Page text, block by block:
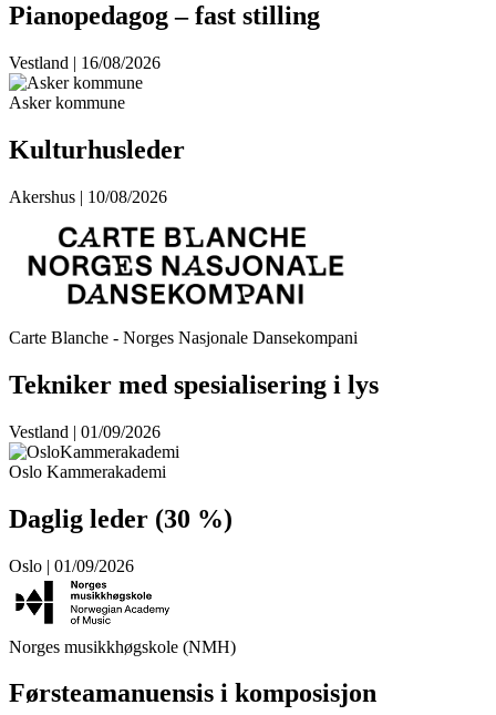
Pianopedagog – fast stilling
Vestland | 16/08/2026
Asker kommune
Kulturhusleder
Akershus | 10/08/2026
Carte Blanche - Norges Nasjonale Dansekompani
Tekniker med spesialisering i lys
Vestland | 01/09/2026
Oslo Kammerakademi
Daglig leder (30 %)
Oslo | 01/09/2026
Norges musikkhøgskole (NMH)
Førsteamanuensis i komposisjon